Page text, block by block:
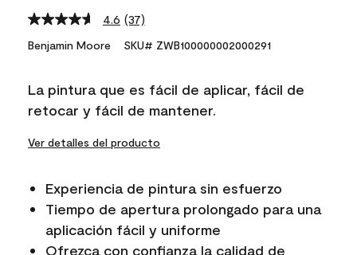
4.6 Read
37
Reviews.
link.
(37)
Benjamin Moore SKU# ZWB100000002000291
La pintura que es fácil de aplicar, fácil de
retocar y fácil de mantener.
Ver detalles del producto
Experiencia de pintura sin esfuerzo
Tiempo de apertura prolongado para una
aplicación fácil y uniforme
Ofrezca con confianza la calidad de